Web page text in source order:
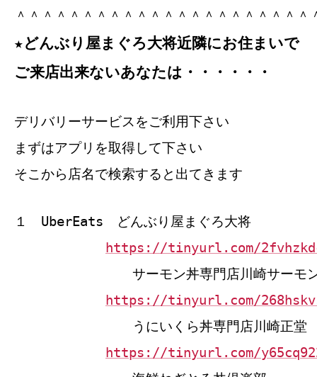
＾＾＾＾＾＾＾＾＾＾＾＾＾＾＾＾＾＾＾＾＾
★どんぶり屋まぐろ大将近隣にお住まいで
ご来店出来ないあなたは・・・・・・
デリバリーサービスをご利用下さい
まずはアプリを取得して下さい
そこから店名で検索すると出てきます
１ UberEats どんぶり屋まぐろ大将
https://tinyurl.com/
サーモン丼専門店川崎サーモ
https://tinyurl.com/
うにいくら丼専門店川崎正堂
https://tinyurl.com/